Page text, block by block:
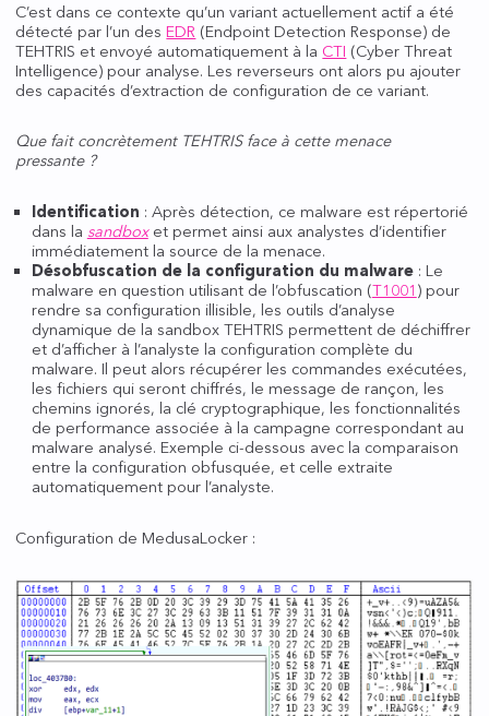
C’est dans ce contexte qu’un variant actuellement actif a été
détecté par l’un desEDR (Endpoint Detection Response) de
TEHTRIS et envoyé automatiquement à la CTI (Cyber Threat
Intelligence) pour analyse. Les reverseurs ont alors pu ajouter
des capacités d’extraction de configuration de ce variant.
Que fait concrètement TEHTRIS face à cette menace
pressante ?
Identification : Après détection, ce malware est répertorié
dans la sandboxet permet ainsi aux analystes d’identifier
immédiatement la source de la menace.
Désobfuscation de la configuration du malware: Le
malware en question utilisant de l’obfuscation (T1001 ) pour
rendre sa configuration illisible, les outils d’analyse
dynamique de la sandbox TEHTRIS permettent de déchiffrer
et d’afficher à l’analyste la configuration complète du
malware. Il peut alors récupérer les commandes exécutées,
les fichiers qui seront chiffrés, le message de rançon, les
chemins ignorés, la clé cryptographique, les fonctionnalités
de performance associée à la campagne correspondant au
malware analysé. Exemple ci-dessous avec la comparaison
entre la configuration obfusquée, et celle extraite
automatiquement pour l’analyste.
Configuration de MedusaLocker :